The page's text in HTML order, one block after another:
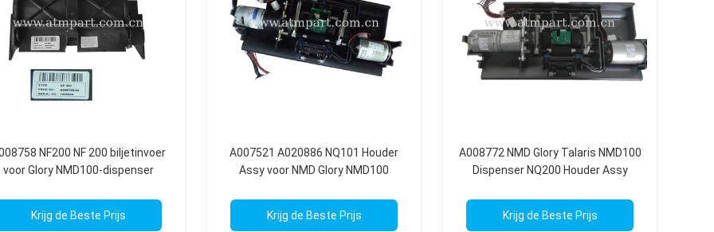
NF200 NF 200 biljetinvoer
voor Glory NMD100-dispenser
Krijg de Beste Prijs
A007521 A020886 NQ101 Houder
Assy voor NMD Glory NMD100
Krijg de Beste Prijs
A008772 NMD Glory Talaris NMD100
Dispenser NQ200 Houder Assy
Krijg de Beste Prijs